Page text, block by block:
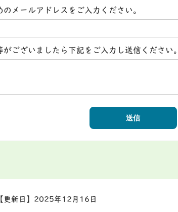
のメールアドレスをご入力ください。
がございましたら下記をご入力し送信ください。
【更新日】 2025年12月16日